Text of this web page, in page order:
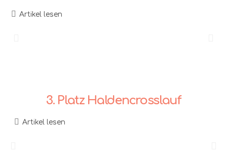
Artikel lesen
3. Platz Haldencrosslauf
Artikel lesen